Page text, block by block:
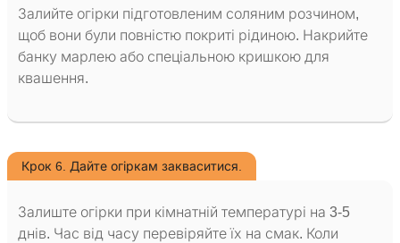
Залийте огірки підготовленим соляним розчином,
щоб вони були повністю покриті рідиною. Накрийте
банку марлею або спеціальною кришкою для
квашення.
Крок 6. Дайте огіркам закваситися.
Залиште огірки при кімнатній температурі на 3-5
днів. Час від часу перевіряйте їх на смак. Коли